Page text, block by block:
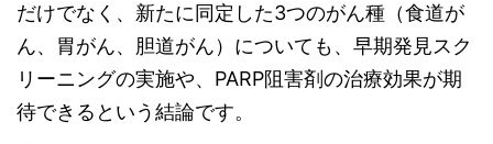
だけでなく、新たに同定した3つのがん種（食道が
ん、胃がん、胆道がん）についても、早期発見スク
リーニングの実施や、PARP阻害剤の治療効果が期
待できるという結論です。